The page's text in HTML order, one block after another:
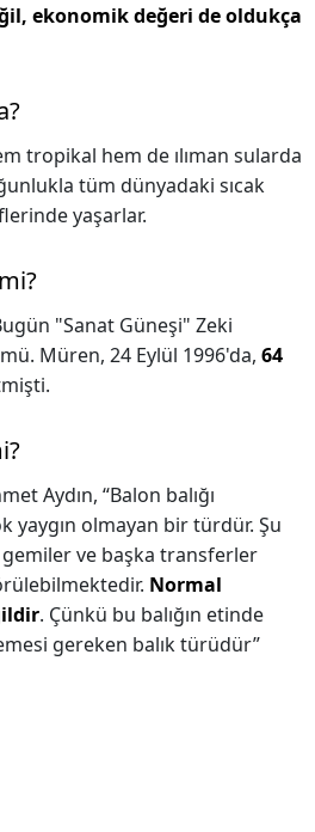
ekonomik değeri de oldukça
tropikal hem de ılıman sularda
tüm dünyadaki sıcak
yaşarlar.
"Sanat Güneşi" Zeki
Müren, 24 Eylül 1996'da, 64
Aydın, “Balon balığı
yaygın olmayan bir türdür. Şu
ve başka transferler
Normal
. Çünkü bu balığın etinde
gereken balık türüdür”